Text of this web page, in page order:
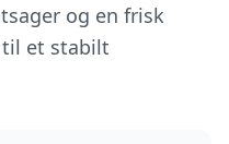
og en frisk
et stabilt